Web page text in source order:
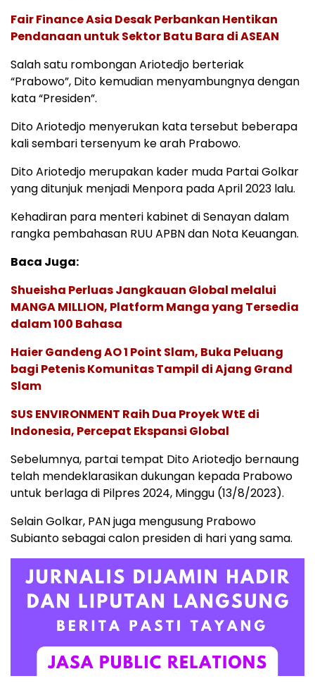
Fair Finance Asia Desak Perbankan Hentikan
Pendanaan untuk Sektor Batu Bara di ASEAN
Salah satu rombongan Ariotedjo berteriak
“Prabowo”, Dito kemudian menyambungnya dengan
kata “Presiden”.
Dito Ariotedjo menyerukan kata tersebut beberapa
kali sembari tersenyum ke arah Prabowo.
Dito Ariotedjo merupakan kader muda Partai Golkar
yang ditunjuk menjadi Menpora pada April 2023 lalu.
Kehadiran para menteri kabinet di Senayan dalam
rangka pembahasan RUU APBN dan Nota Keuangan.
Baca Juga:
Shueisha Perluas Jangkauan Global melalui
MANGA MILLION, Platform Manga yang Tersedia
dalam 100 Bahasa
Haier Gandeng AO 1 Point Slam, Buka Peluang
bagi Petenis Komunitas Tampil di Ajang Grand
Slam
SUS ENVIRONMENT Raih Dua Proyek WtE di
Indonesia, Percepat Ekspansi Global
Sebelumnya, partai tempat Dito Ariotedjo bernaung
telah mendeklarasikan dukungan kepada Prabowo
untuk berlaga di Pilpres 2024, Minggu (13/8/2023).
Selain Golkar, PAN juga mengusung Prabowo
Subianto sebagai calon presiden di hari yang sama.